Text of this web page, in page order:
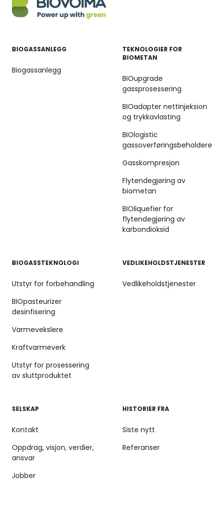
BIOGASSANLEGG
Biogassanlegg
TEKNOLOGIER FOR
BIOMETAN
BIOupgrade
gassprosessering
BIOadapter nettinjeksion
og trykkavlasting
BIOlogistic
gassoverføringsbeholdere
Gasskompresjon
Flytendegjøring av
biometan
BIOliquefier for
flytendegjøring av
karbondioksid
BIOGASSTEKNOLOGI
Utstyr for forbehandling
BIOpasteurizer
desinfisering
Varmevekslere
Kraftvarmeverk
Utstyr for prosessering
av sluttproduktet
VEDLIKEHOLDSTJENESTER
Vedlikeholdstjenester
SELSKAP
Kontakt
Oppdrag, visjon, verdier,
ansvar
Jobber
HISTORIER FRA
Siste nytt
Referanser